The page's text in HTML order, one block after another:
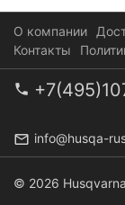
О компании
Контакты
info@husqa-
© 2026 Husqvarna